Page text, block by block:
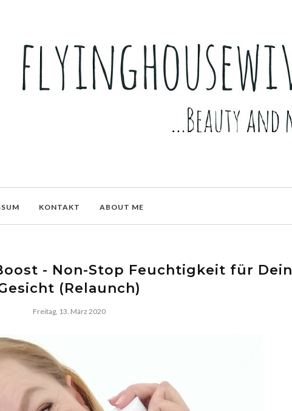
KONTAKT ABOUT ME
- Non-Stop Feuchtigkeit für Dein
(Relaunch)
Freitag, 13. März 2020